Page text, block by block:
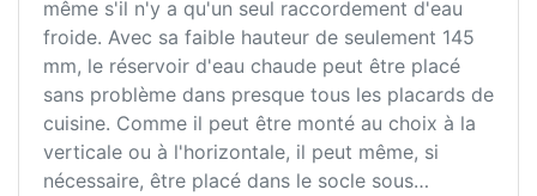
même s'il n'y a qu'un seul raccordement d'eau
froide. Avec sa faible hauteur de seulement 145
mm, le réservoir d'eau chaude peut être placé
sans problème dans presque tous les placards de
cuisine. Comme il peut être monté au choix à la
verticale ou à l'horizontale, il peut même, si
nécessaire, être placé dans le socle sous